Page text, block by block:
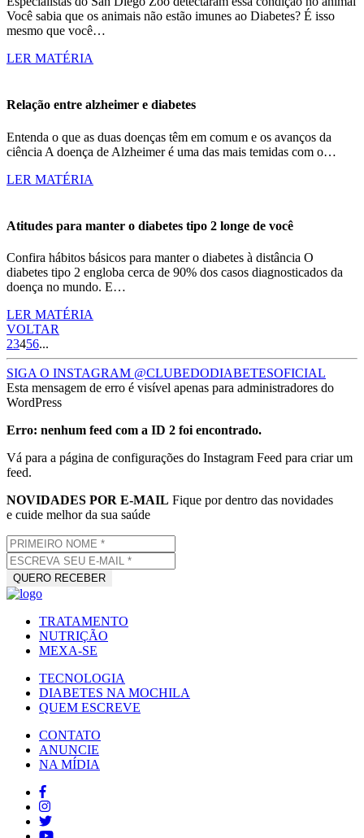
Você sabia que os animais não estão imunes ao Diabetes? É isso
mesmo que você…
LER MATÉRIA
Relação entre alzheimer e diabetes
Entenda o que as duas doenças têm em comum e os avanços da
ciência A doença de Alzheimer é uma das mais temidas com o…
LER MATÉRIA
Atitudes para manter o diabetes tipo 2 longe de você
Confira hábitos básicos para manter o diabetes à distância O
diabetes tipo 2 engloba cerca de 90% dos casos diagnosticados da
doença no mundo. E…
LER MATÉRIA
VOLTAR
23456...
SIGA O INSTAGRAM @CLUBEDODIABETESOFICIAL
Esta mensagem de erro é visível apenas para administradores do
WordPress
Erro: nenhum feed com a ID 2 foi encontrado.
Vá para a página de configurações do Instagram Feed para criar um
feed.
NOVIDADES POR E-MAIL Fique por dentro das novidades
e cuide melhor da sua saúde
TRATAMENTO
NUTRIÇÃO
MEXA-SE
TECNOLOGIA
DIABETES NA MOCHILA
QUEM ESCREVE
CONTATO
ANUNCIE
NA MÍDIA